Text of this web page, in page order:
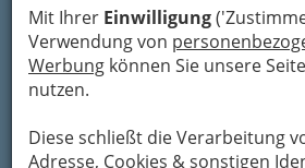
Mit Ihrer Einwilligung
Verwendung von
Werbung können Sie unsere Seite
nutzen.
Diese schließt die Verarbeitung
Adresse, Cookies & sonstigen
Berufsinformations- und
Zentren der WK und des WIFI,
Berufs- und
Bildungsförderungen, neuen
Sammlung interessanter Links